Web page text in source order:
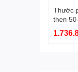
Thước
then